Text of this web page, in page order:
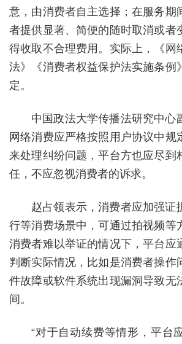
意，由消费者自主选择；在服务期
者提供显著、简便的随时取消或者
得收取不合理费用。实际上，《网
法》《消费者权益保护法实施条例
定。
中国政法大学传播法研究中心
网络消费应严格按照用户协议中规
来处理纠纷问题，平台方也应尽到
任，不应忽视消费者的诉求。
赵占领表示，消费者应加强证
行等消费场景中，可通过拍视频等
消费者难以举证的情况下，平台应
判断实际情况，比如是消费者操作
件故障或软件系统出现漏洞导致无
间。
“对于自动续费等情形，平台